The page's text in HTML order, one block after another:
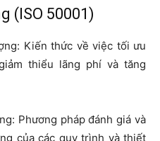
(ISO 50001)
Kiến thức về việc tối ưu
thiểu lãng phí và tăng
Phương pháp đánh giá và
của các quy trình và thiết